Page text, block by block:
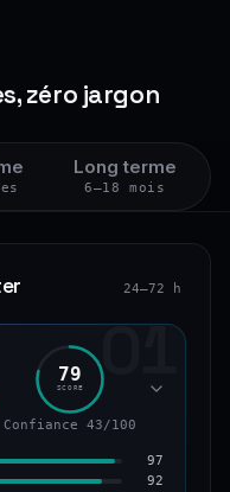
zéro jargon
Long terme
6–18 mois
24–72 h
01
Stock)
79
SCORE
Confiance 43/100
97
92